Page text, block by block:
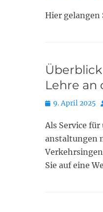
Hier gelangen
Lehre an
Posted
9. April 2025
Als Service
anstaltungen
Sie auf eine